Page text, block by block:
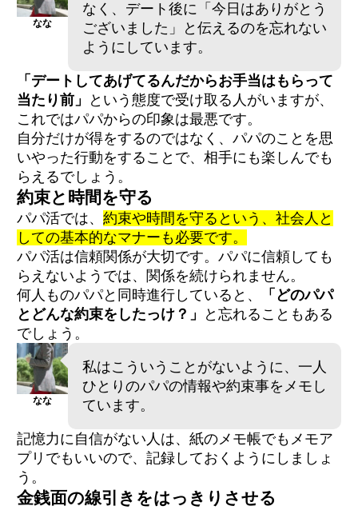
なな
なく、デート後に「今日はありがとう
ございました」と伝えるのを忘れない
ようにしています。
「デートしてあげてるんだからお手当はもらって
当たり前」
という態度で受け取る人がいますが、
これではパパからの印象は最悪です。
自分だけが得をするのではなく、パパのことを思
いやった行動をすることで、相手にも楽しんでも
らえるでしょう。
約束と時間を守る
パパ活では、 約束や時間を守るという、社会人と
しての基本的なマナーも必要です。
パパ活は信頼関係が大切です。パパに信頼しても
らえないようでは、関係を続けられません。
何人ものパパと同時進行していると、
「どのパパ
とどんな約束をしたっけ？」
と忘れることもある
でしょう。
なな
私はこういうことがないように、一人
ひとりのパパの情報や約束事をメモし
ています。
記憶力に自信がない人は、紙のメモ帳でもメモア
プリでもいいので、記録しておくようにしましょ
う。
金銭面の線引きをはっきりさせる